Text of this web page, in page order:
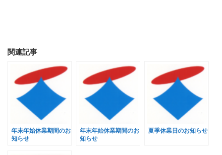
関連記事
年末年始休業期間のお
知らせ
年末年始休業期間のお
知らせ
夏季休業日のお知らせ